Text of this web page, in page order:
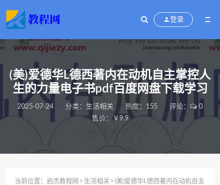
登录
(美)爱德华L德西著内在动机自主掌控人
生的力量电子书pdf百度网盘下载学习
2025-07-24 分类： 生活相关 热度：155 评论：
0
售价：￥9.9
当前位置： 启杰教程网 生活相关
(美)爱德华L德西著内在动机自主